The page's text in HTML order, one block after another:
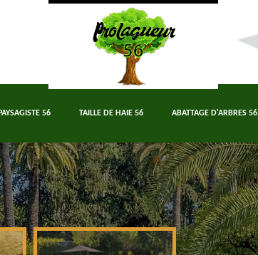
PAYSAGISTE 56 TAILLE DE HAIE 56 ABATTAGE D'ARBRES 56